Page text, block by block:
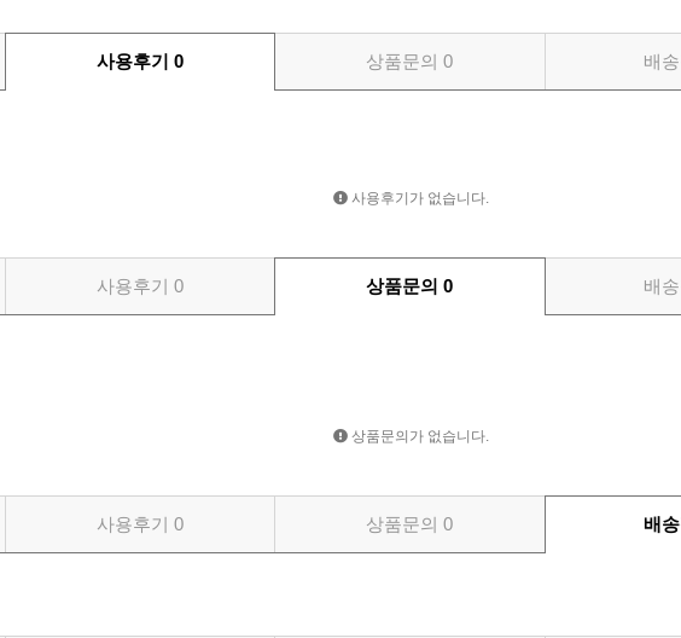
사용후기0 상품문의0 배
사용후기가 없습니다.
사용후기0 상품문의0 배
상품문의가 없습니다.
사용후기0 상품문의0 배